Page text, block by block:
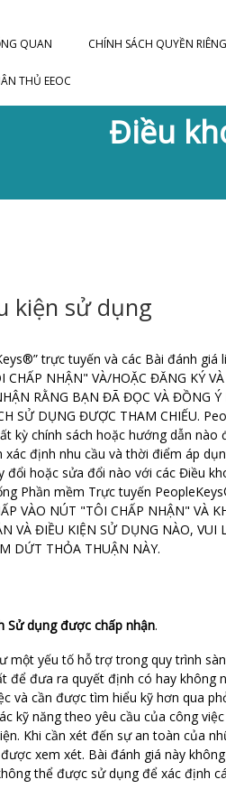
QUAN CHÍNH SÁCH QUYỀN
THỦ EEOC
Điều
kiện sử dụng
trực tuyến và các Bài đánh
NHẬN" VÀ/HOẶC ĐĂNG KÝ
RẰNG BẠN ĐÃ ĐỌC VÀ ĐỒNG
SỬ DỤNG ĐƯỢC THAM CHIẾU.
kỳ chính sách hoặc hướng dẫn
định nhu cầu và thời điểm áp
hoặc sửa đổi nào với các Điều
Phần mềm Trực tuyến
VÀO NÚT "TÔI CHẤP NHẬN" VÀ
VÀ ĐIỀU KIỆN SỬ DỤNG NÀO,
DỨT THỎA THUẬN NÀY.
Sử dụng được chấp nhận.
một yếu tố hỗ trợ trong quy trình
để đưa ra quyết định có hay
và cần được tìm hiểu kỹ hơn qua
kỹ năng theo yêu cầu của công
Khi cần xét đến sự an toàn của
xem xét. Bài đánh giá này
thể được sử dụng để xác định